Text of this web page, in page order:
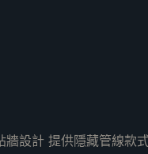
牆設計 提供隱藏管線款